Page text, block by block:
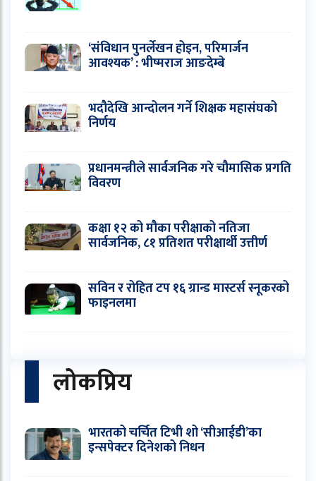
‘संविधान पुनर्लेखन होइन, परिमार्जन
आवश्यक’ : भीष्मराज आङदेम्बे
भदौदेखि आन्दोलन गर्ने शिक्षक महासंघको
निर्णय
प्रधानमन्त्रीले सार्वजनिक गरे चौमासिक प्रगति
विवरण
कक्षा १२ को मौका परीक्षाको नतिजा
सार्वजनिक, ८१ प्रतिशत परीक्षार्थी उत्तीर्ण
सविन र रोहित टप १६ ग्रान्ड मास्टर्स स्नूकरको
फाइनलमा
लोकप्रिय
भारतको चर्चित टिभी शो ‘सीआईडी’का
इन्सपेक्टर दिनेशको निधन